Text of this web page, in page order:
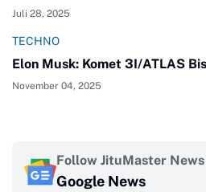
Juli 28, 2025
TECHNO
Elon Musk: Komet 3I/ATLAS
November 04, 2025
Follow JituMaster News
Google News